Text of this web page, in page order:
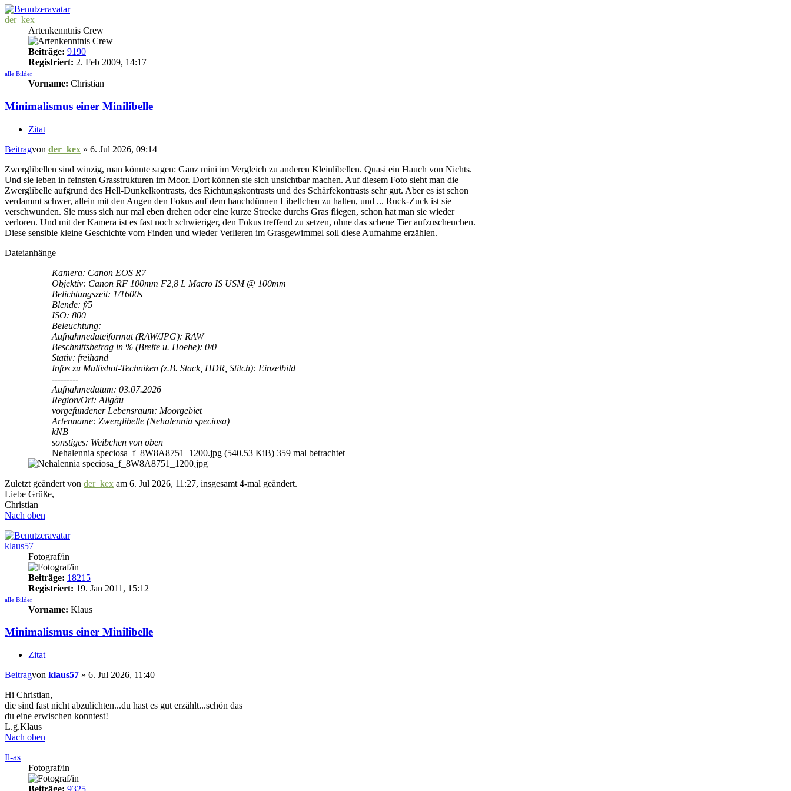
der_kex
Artenkenntnis Crew
Beiträge: 9190
Registriert: 2. Feb 2009, 14:17
alle Bilder
Vorname: Christian
Minimalismus einer Minilibelle
Zitat
Beitragvon der_kex » 6. Jul 2026, 09:14
Zwerglibellen sind winzig, man könnte sagen: Ganz mini im Vergleich zu anderen Kleinlibellen. Quasi ein Hauch von Nichts.
Und sie leben in feinsten Grasstrukturen im Moor. Dort können sie sich unsichtbar machen. Auf diesem Foto sieht man die
Zwerglibelle aufgrund des Hell-Dunkelkontrasts, des Richtungskontrasts und des Schärfekontrasts sehr gut. Aber es ist schon
verdammt schwer, allein mit den Augen den Fokus auf dem hauchdünnen Libellchen zu halten, und ... Ruck-Zuck ist sie
verschwunden. Sie muss sich nur mal eben drehen oder eine kurze Strecke durchs Gras fliegen, schon hat man sie wieder
verloren. Und mit der Kamera ist es fast noch schwieriger, den Fokus treffend zu setzen, ohne das scheue Tier aufzuscheuchen.
Diese sensible kleine Geschichte vom Finden und wieder Verlieren im Grasgewimmel soll diese Aufnahme erzählen.
Dateianhänge
Kamera: Canon EOS R7
Objektiv: Canon RF 100mm F2,8 L Macro IS USM @ 100mm
Belichtungszeit: 1/1600s
Blende: f/5
ISO: 800
Beleuchtung:
Aufnahmedateiformat (RAW/JPG): RAW
Beschnittsbetrag in % (Breite u. Hoehe): 0/0
Stativ: freihand
Infos zu Multishot-Techniken (z.B. Stack, HDR, Stitch): Einzelbild
---------
Aufnahmedatum: 03.07.2026
Region/Ort: Allgäu
vorgefundener Lebensraum: Moorgebiet
Artenname: Zwerglibelle (Nehalennia speciosa)
kNB
sonstiges: Weibchen von oben
Nehalennia speciosa_f_8W8A8751_1200.jpg (540.53 KiB) 359 mal betrachtet
Zuletzt geändert von der_kex am 6. Jul 2026, 11:27, insgesamt 4-mal geändert.
Liebe Grüße,
Christian
Nach oben
klaus57
Fotograf/in
Beiträge: 18215
Registriert: 19. Jan 2011, 15:12
alle Bilder
Vorname: Klaus
Minimalismus einer Minilibelle
Zitat
Beitragvon klaus57 » 6. Jul 2026, 11:40
Hi Christian,
die sind fast nicht abzulichten...du hast es gut erzählt...schön das
du eine erwischen konntest!
L.g.Klaus
Nach oben
Il-as
Fotograf/in
Beiträge: 9325